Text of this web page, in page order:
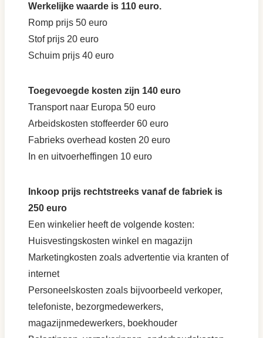
Werkelijke waarde is 110 euro.
Romp prijs 50 euro
Stof prijs 20 euro
Schuim prijs 40 euro
Toegevoegde kosten zijn 140 euro
Transport naar Europa 50 euro
Arbeidskosten stoffeerder 60 euro
Fabrieks overhead kosten 20 euro
In en uitvoerheffingen 10 euro
Inkoop prijs rechtstreeks vanaf de fabriek is
250 euro
Een winkelier heeft de volgende kosten:
Huisvestingskosten winkel en magazijn
Marketingkosten zoals advertentie via kranten of
internet
Personeelskosten zoals bijvoorbeeld verkoper,
telefoniste, bezorgmedewerkers,
magazijnmedewerkers, boekhouder